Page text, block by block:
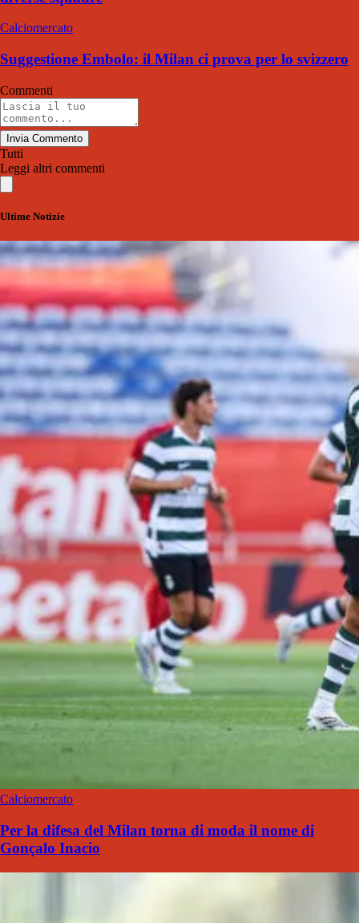
Calciomercato
Suggestione Embolo: il Milan ci prova per lo svizzero
Commenti
Invia Commento
Tutti
Leggi altri commenti
Ultime Notizie
Calciomercato
Per la difesa del Milan torna di moda il nome di
Gonçalo Inacio